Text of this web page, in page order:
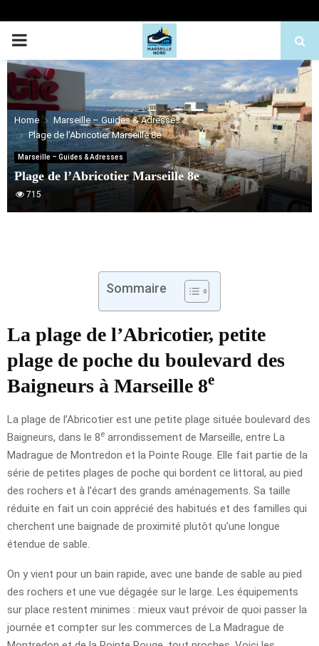
PRIMARY
MENU
Home
Marseille – Guides & Adresses
Plage de l’Abricotier Marseille 8e
Marseille – Guides & Adresses
Plage de l’Abricotier Marseille 8e
715
Sommaire
La plage de l’Abricotier, petite
plage de poche du boulevard des
Baigneurs à Marseille 8e
La plage de l’Abricotier est une petite plage située boulevard des
Baigneurs, dans le 8e arrondissement de Marseille, entre La
Madrague de Montredon et la Pointe Rouge. Elle fait partie de la
série de petites plages de poche qui bordent ce littoral, au pied
des rochers et à l’écart des grands aménagements. Sa taille
réduite en fait un coin apprécié des habitués et des familles qui
cherchent une baignade de proximité plutôt qu’une longue
étendue de sable.
On y vient pour un bain rapide, avec une bande de sable au pied
des rochers et une vue dégagée sur le large. Les équipements
sur place restent minimes : mieux vaut prévoir de quoi passer la
journée et compter sur les commerces de La Madrague de